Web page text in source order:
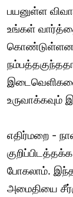
பயனுள்ள
உங்கள்
எதிர்மறை -
போகலாம்.
அமைதியை